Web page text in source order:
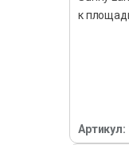
к
Артикул: